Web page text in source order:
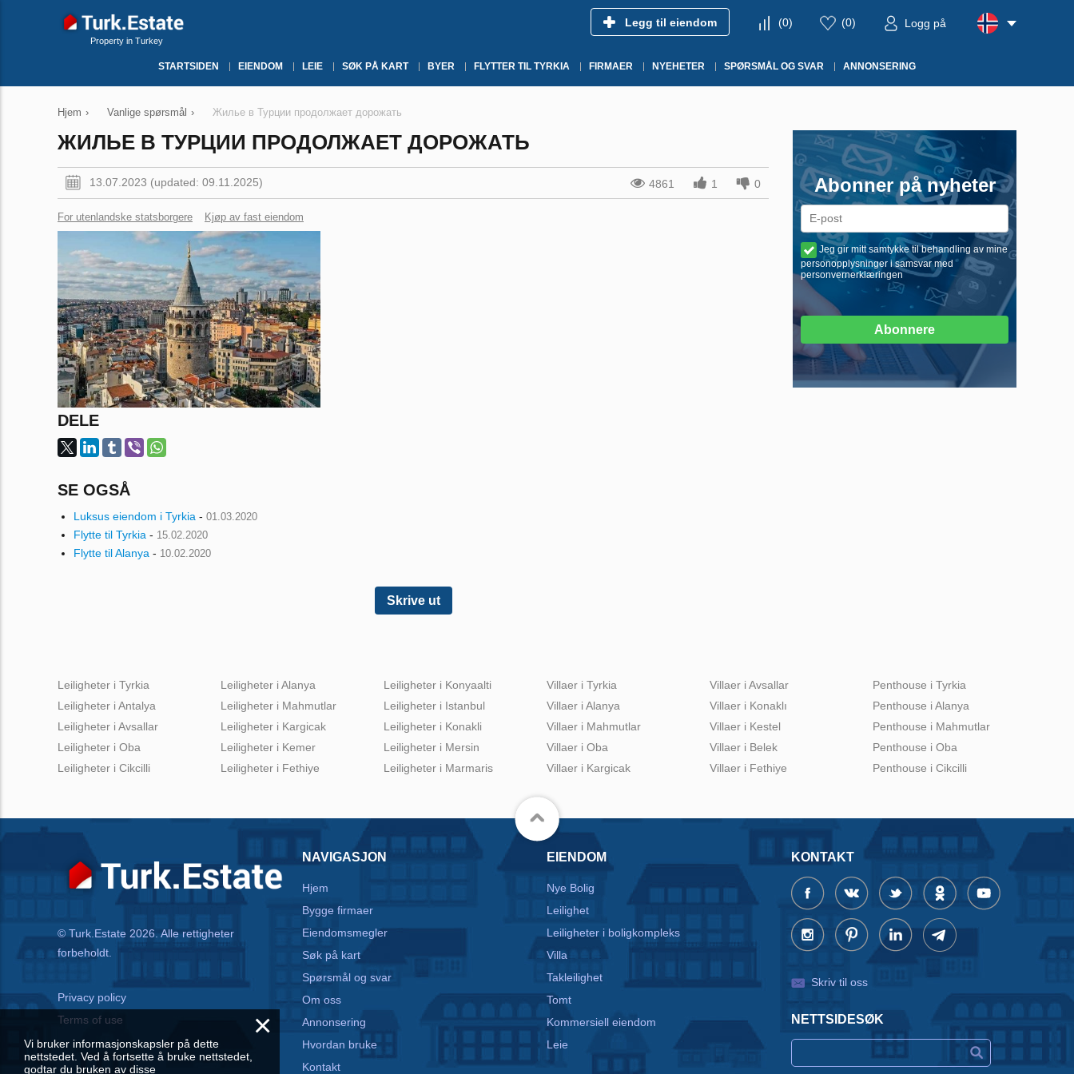
Property in Turkey
Legg til eiendom (0) (0) Logg på
STARTSIDEN EIENDOM LEIE SØK PÅ KART BYER FLYTTER TIL TYRKIA FIRMAER NYEHETER SPØRSMÅL OG SVAR ANNONSERING
Hjem › Vanlige spørsmål › Жилье в Турции продолжает дорожать
ЖИЛЬЕ В ТУРЦИИ ПРОДОЛЖАЕТ ДОРОЖАТЬ
13.07.2023 (updated: 09.11.2025) 4861 1 0
For utenlandske statsborgere Kjøp av fast eiendom
DELE
SE OGSÅ
Luksus eiendom i Tyrkia - 01.03.2020
Flytte til Tyrkia - 15.02.2020
Flytte til Alanya - 10.02.2020
Skrive ut
Abonner på nyheter
Jeg gir mitt samtykke til behandling av mine
personopplysninger i samsvar med
personvernerklæringen
Abonnere
Leiligheter i Tyrkia
Leiligheter i Antalya
Leiligheter i Avsallar
Leiligheter i Oba
Leiligheter i Cikcilli
Leiligheter i Alanya
Leiligheter i Mahmutlar
Leiligheter i Kargicak
Leiligheter i Kemer
Leiligheter i Fethiye
Leiligheter i Konyaalti
Leiligheter i Istanbul
Leiligheter i Konakli
Leiligheter i Mersin
Leiligheter i Marmaris
Villaer i Tyrkia
Villaer i Alanya
Villaer i Mahmutlar
Villaer i Oba
Villaer i Kargicak
Villaer i Avsallar
Villaer i Konaklı
Villaer i Kestel
Villaer i Belek
Villaer i Fethiye
Penthouse i Tyrkia
Penthouse i Alanya
Penthouse i Mahmutlar
Penthouse i Oba
Penthouse i Cikcilli
© Turk.Estate 2026. Alle rettigheter
forbeholdt.
Privacy policy
Terms of use
NAVIGASJON
Hjem
Bygge firmaer
Eiendomsmegler
Søk på kart
Spørsmål og svar
Om oss
Annonsering
Hvordan bruke
Kontakt
EIENDOM
Nye Bolig
Leilighet
Leiligheter i boligkompleks
Villa
Takleilighet
Tomt
Kommersiell eiendom
Leie
KONTAKT
Skriv til oss
NETTSIDESØK
×
Vi bruker informasjonskapsler på dette
nettstedet. Ved å fortsette å bruke nettstedet,
godtar du bruken av disse